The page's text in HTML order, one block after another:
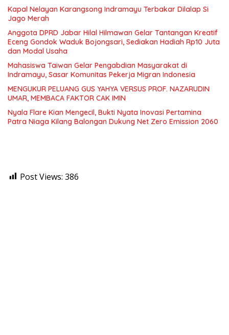
Kapal Nelayan Karangsong Indramayu Terbakar Dilalap Si
Jago Merah
Anggota DPRD Jabar Hilal Hilmawan Gelar Tantangan Kreatif
Eceng Gondok Waduk Bojongsari, Sediakan Hadiah Rp10 Juta
dan Modal Usaha
Mahasiswa Taiwan Gelar Pengabdian Masyarakat di
Indramayu, Sasar Komunitas Pekerja Migran Indonesia
MENGUKUR PELUANG GUS YAHYA VERSUS PROF. NAZARUDIN
UMAR, MEMBACA FAKTOR CAK IMIN
Nyala Flare Kian Mengecil, Bukti Nyata Inovasi Pertamina
Patra Niaga Kilang Balongan Dukung Net Zero Emission 2060
Post Views: 386